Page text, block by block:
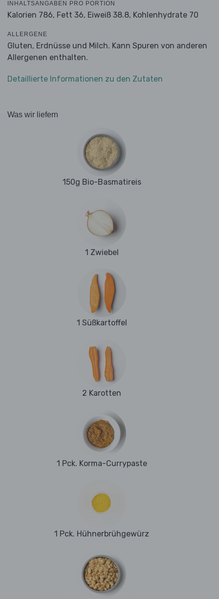
INHALTSANGABEN PRO PORTION
Kalorien 786, Fett 36, Eiweiß 38.8, Kohlenhydrate 70
ALLERGENE
Gluten, Erdnüsse und Milch. Kann Spuren von anderen
Allergenen enthalten.
Detaillierte Informationen zu den Zutaten
Was wir liefern
150g Bio-Basmatireis
1 Zwiebel
1 Süßkartoffel
2 Karotten
1 Pck. Korma-Currypaste
1 Pck. Hühnerbrühgewürz